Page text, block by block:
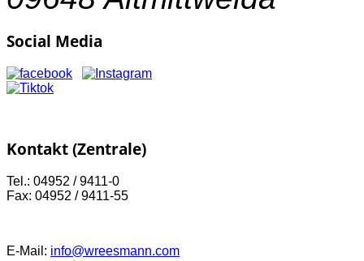
Social Media
Kontakt (Zentrale)
Tel.: 04952 / 9411-0
Fax: 04952 / 9411-55
E-Mail: info@wreesmann.com